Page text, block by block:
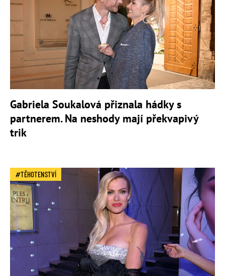
Gabriela Soukalová přiznala hádky s
partnerem. Na neshody mají překvapivý
trik
TĚHOTENSTVÍ